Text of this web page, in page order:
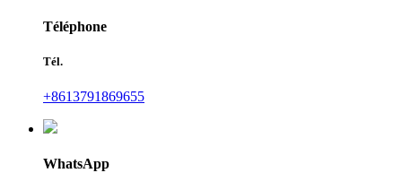
Téléphone
Tél.
+8613791869655
WhatsApp